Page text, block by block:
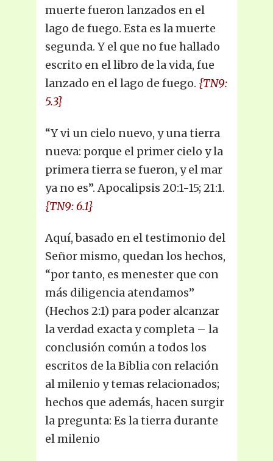
muerte fueron lanzados en el
lago de fuego. Esta es la muerte
segunda. Y el que no fue hallado
escrito en el libro de la vida, fue
lanzado en el lago de fuego. {TN9:
5.3}
“Y vi un cielo nuevo, y una tierra
nueva: porque el primer cielo y la
primera tierra se fueron, y el mar
ya no es”. Apocalipsis 20:1-15; 21:1.
{TN9: 6.1}
Aquí, basado en el testimonio del
Señor mismo, quedan los hechos,
“por tanto, es menester que con
más diligencia atendamos”
(Hechos 2:1) para poder alcanzar
la verdad exacta y completa – la
conclusión común a todos los
escritos de la Biblia con relación
al milenio y temas relacionados;
hechos que además, hacen surgir
la pregunta: Es la tierra durante
el milenio